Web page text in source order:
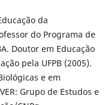
da
do Programa de
Doutor em Educação
pela UFPB (2005).
e em
Grupo de Estudos e